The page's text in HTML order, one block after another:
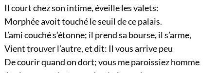
Il court chez son intime, éveille les valets:
Morphée avoit touché le seuil de ce palais.
L’ami couché s’étonne; il prend sa bourse, il s’arme,
Vient trouver l’autre, et dit: Il vous arrive peu
De courir quand on dort; vous me paroissiez homme